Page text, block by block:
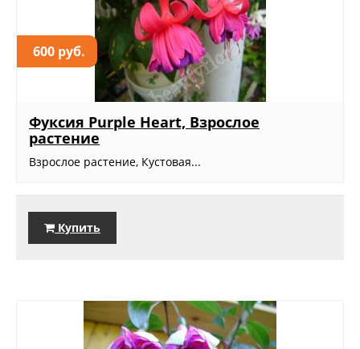
600 руб.
Фуксия Purple Heart, Взрослое
растение
Взрослое растение, Кустовая...
Купить